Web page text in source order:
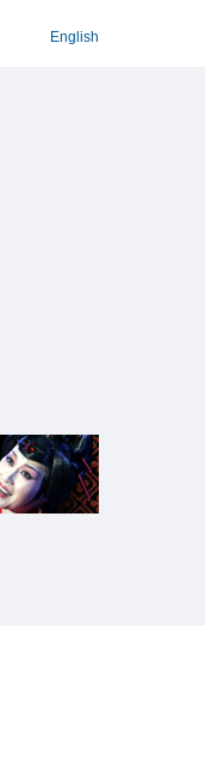
English